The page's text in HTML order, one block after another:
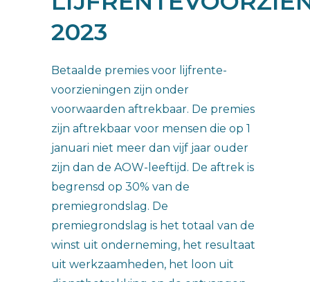
2023
Betaalde premies voor lijfrente-
voorzieningen zijn onder
voorwaarden aftrekbaar. De premies
zijn aftrekbaar voor mensen die op 1
januari niet meer dan vijf jaar ouder
zijn dan de AOW-leeftijd. De aftrek is
begrensd op 30% van de
premiegrondslag. De
premiegrondslag is het totaal van de
winst uit onderneming, het resultaat
uit werkzaamheden, het loon uit